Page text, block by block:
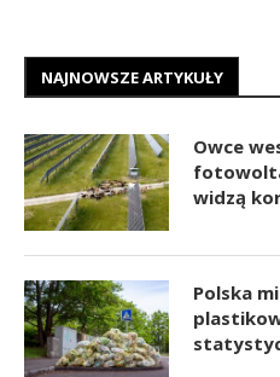
NAJNOWSZE ARTYKUŁY
Owce
widzą
Polska